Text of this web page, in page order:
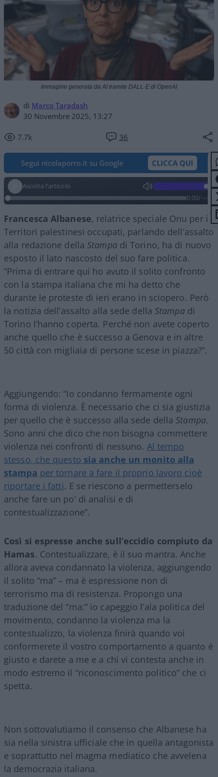
di Marco Taradash
30 Novembre 2025, 13:27
7.7k 36
Immagine generata da AI tramite DALL·E di OpenAI
Segui nicolaporro.it su Google CLICCA QUI
Ascolta l'articolo
0:00/--:--
Francesca Albanese, relatrice speciale Onu per i
Territori palestinesi occupati, parlando dell’assalto
alla redazione della Stampadi Torino, ha di nuovo
esposto il lato nascosto del suo fare politica.
“Prima di entrare qui ho avuto il solito confronto
con la stampa italiana che mi ha detto che
durante le proteste di ieri erano in sciopero. Però
la notizia dell’assalto alla sede dellaStampadi
Torino l’hanno coperta. Perché non avete coperto
anche quello che è successo a Genova e in altre
50 città con migliaia di persone scese in piazza?”.
Aggiungendo: “Io condanno fermamente ogni
forma di violenza. È necessario che ci sia giustizia
per quello che è successo alla sede dellaStampa.
Sono anni che dico che non bisogna commettere
violenza nei confronti di nessuno. Al tempo
stesso, che questo sia anche un monito alla
stampa per tornare a fare il proprio lavoro cioè
riportare i fatti. E se riescono a permetterselo
anche fare un po’ di analisi e di
contestualizzazione”.
Così si espresse anche sull’eccidio compiuto da
Hamas. Contestualizzare, è il suo mantra. Anche
allora aveva condannato la violenza, aggiungendo
il solito “ma” – ma è espressione non di
terrorismo ma di resistenza. Propongo una
traduzione del “ma:” io capeggio l’ala politica del
movimento, condanno la violenza ma la
contestualizzo, la violenza finirà quando voi
conformerete il vostro comportamento a quanto è
giusto e darete a me e a chi vi contesta anche in
modo estremo il “riconoscimento politico” che ci
spetta.
Non sottovalutiamo il consenso che Albanese ha
sia nella sinistra ufficiale che in quella antagonista
e soprattutto nel magma mediatico che avvelena
la democrazia italiana.